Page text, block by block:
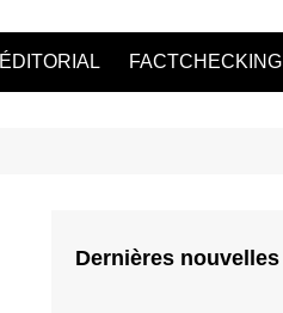
ÉDITORIAL FACTCHECKING
Dernières nouvelles